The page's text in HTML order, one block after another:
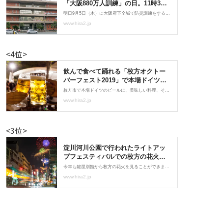
<4位>
<3位>